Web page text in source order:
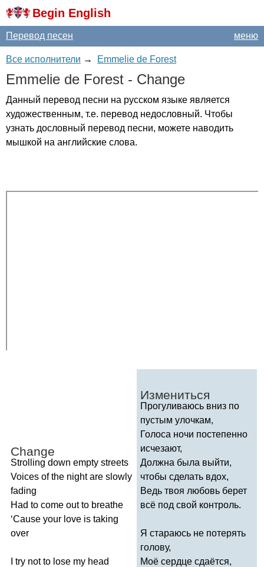
Begin English
меню
Перевод песен
Все исполнители → Emmelie de Forest
Emmelie de Forest - Change
Данный перевод песни на русском языке является
художественным, т.е. перевод недословный. Чтобы
узнать дословный перевод песни, можете наводить
мышкой на английские слова.
Change
Strolling down empty streets
Voices of the night are slowly
fading
Had to come out to breathe
‘Cause your love is taking
over
try not to lose my head
Измениться
Прогуливаюсь вниз по
пустым улочкам,
Голоса ночи постепенно
исчезают,
Должна была выйти,
чтобы сделать вдох,
Ведь твоя любовь берет
всё под свой контроль.
Я стараюсь не потерять
голову,
Моё сердце сдаётся,